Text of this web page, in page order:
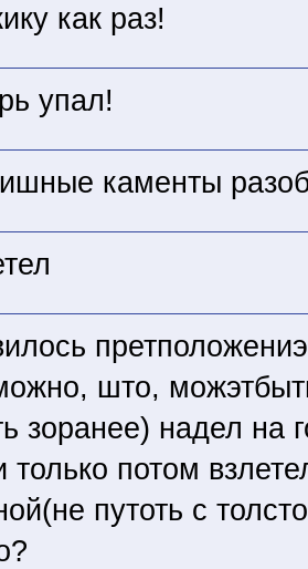
как раз!
упал!
каменты
што,
зоранее) надел на
потом
путоть с